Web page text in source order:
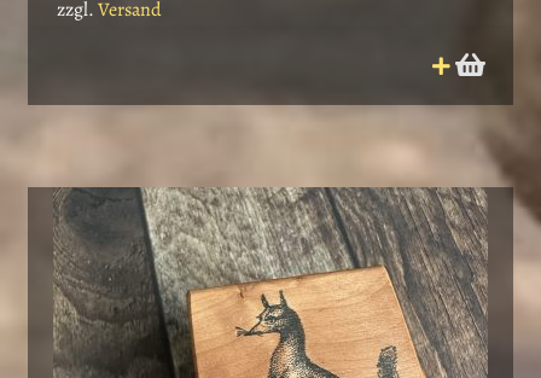
zzgl.Versand